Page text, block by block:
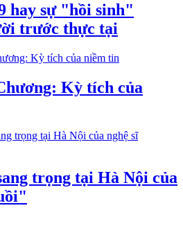
hay sự "hồi sinh"
trước thực tại
Kỳ tích của
trọng tại Hà Nội của